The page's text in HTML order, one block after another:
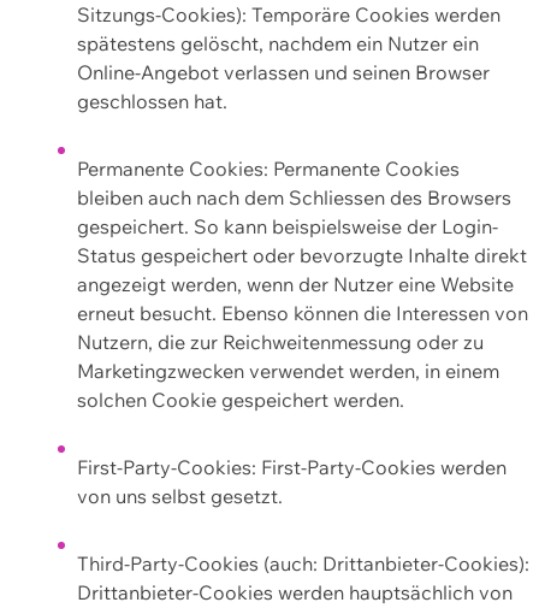
Sitzungs-Cookies): Temporäre Cookies werden
spätestens gelöscht, nachdem ein Nutzer ein
Online-Angebot verlassen und seinen Browser
geschlossen hat.
Permanente Cookies: Permanente Cookies
bleiben auch nach dem Schliessen des Browsers
gespeichert. So kann beispielsweise der Login-
Status gespeichert oder bevorzugte Inhalte direkt
angezeigt werden, wenn der Nutzer eine Website
erneut besucht. Ebenso können die Interessen von
Nutzern, die zur Reichweitenmessung oder zu
Marketingzwecken verwendet werden, in einem
solchen Cookie gespeichert werden.
First-Party-Cookies: First-Party-Cookies werden
von uns selbst gesetzt.
Third-Party-Cookies (auch: Drittanbieter-Cookies):
Drittanbieter-Cookies werden hauptsächlich von